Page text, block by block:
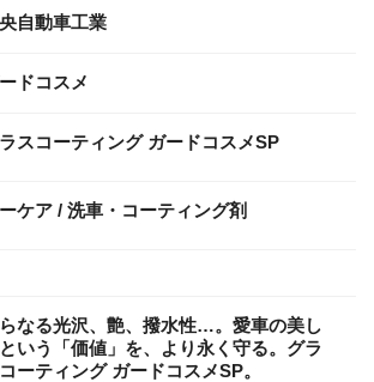
自動車工業
ドコスメ
スコーティング ガードコスメSP
ケア / 洗車・コーティング剤
なる光沢、艶、撥水性…。愛車の美し
いう「価値」を、より永く守る。グラ
ーティング ガードコスメSP。